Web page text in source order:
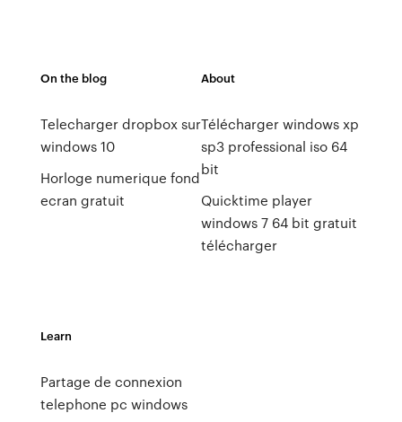
On the blog
Telecharger dropbox sur
windows 10
Horloge numerique fond
ecran gratuit
About
Télécharger windows xp
sp3 professional iso 64
bit
Quicktime player
windows 7 64 bit gratuit
télécharger
Learn
Partage de connexion
telephone pc windows